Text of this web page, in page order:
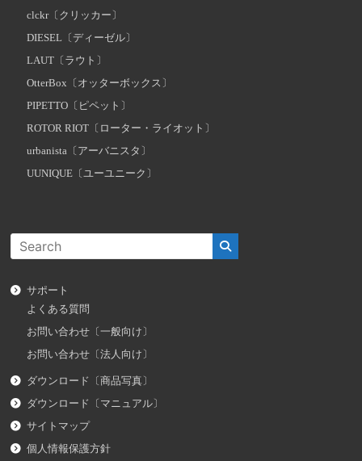
clckr〔クリッカー〕
DIESEL〔ディーゼル〕
LAUT〔ラウト〕
OtterBox〔オッターボックス〕
PIPETTO〔ピペット〕
ROTOR RIOT〔ローター・ライオット〕
urbanista〔アーバニスタ〕
UUNIQUE〔ユーユニーク〕
サポート
よくある質問
お問い合わせ〔一般向け〕
お問い合わせ〔法人向け〕
ダウンロード〔商品写真〕
ダウンロード〔マニュアル〕
サイトマップ
個人情報保護方針